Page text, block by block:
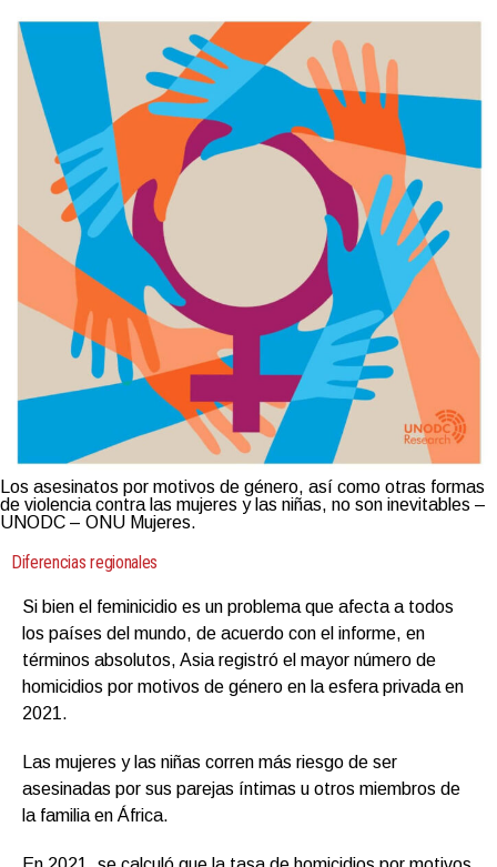
Los asesinatos por motivos de género, así como otras formas
de violencia contra las mujeres y las niñas, no son inevitables –
UNODC – ONU Mujeres.
Diferencias regionales
Si bien el feminicidio es un problema que afecta a todos
los países del mundo, de acuerdo con el informe, en
términos absolutos, Asia registró el mayor número de
homicidios por motivos de género en la esfera privada en
2021.
Las mujeres y las niñas corren más riesgo de ser
asesinadas por sus parejas íntimas u otros miembros de
la familia en África.